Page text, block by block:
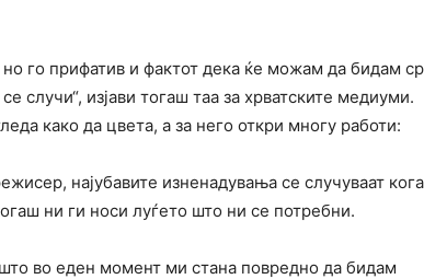
го прифатив и фактот дека ќе можам да бидам
случи“, изјави тогаш таа за хрватските медиуми.
како да цвета, а за него откри многу работи:
најубавите изненадувања се случуваат кога
ни ги носи луѓето што ни се потребни.
во еден момент ми стана повредно да бидам